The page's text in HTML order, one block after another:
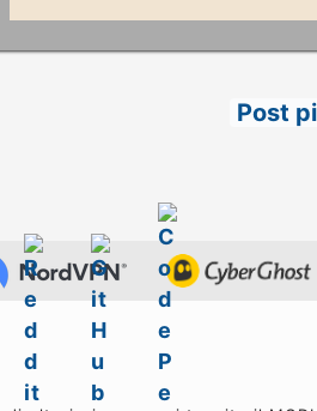
Post